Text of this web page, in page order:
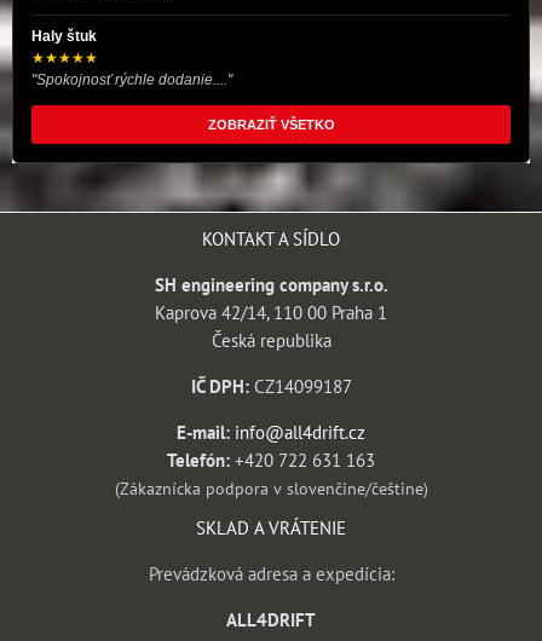
Haly štuk
★★★★★
"Spokojnosť rýchle dodanie...."
ZOBRAZIŤ VŠETKO
KONTAKT A SÍDLO
SH engineering company s.r.o.
Kaprova 42/14, 110 00 Praha 1
Česká republika
IČ DPH:CZ14099187
E-mail: info@all4drift.cz
Telefón: +420 722 631 163
(Zákaznícka podpora v slovenčine/češtine)
SKLAD A VRÁTENIE
Prevádzková adresa a expedícia:
ALL4DRIFT